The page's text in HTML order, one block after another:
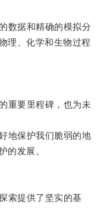
据和精确的模拟分
理、化学和生物过程
要里程碑，也为未
保护我们脆弱的地
的发展。
提供了坚实的基